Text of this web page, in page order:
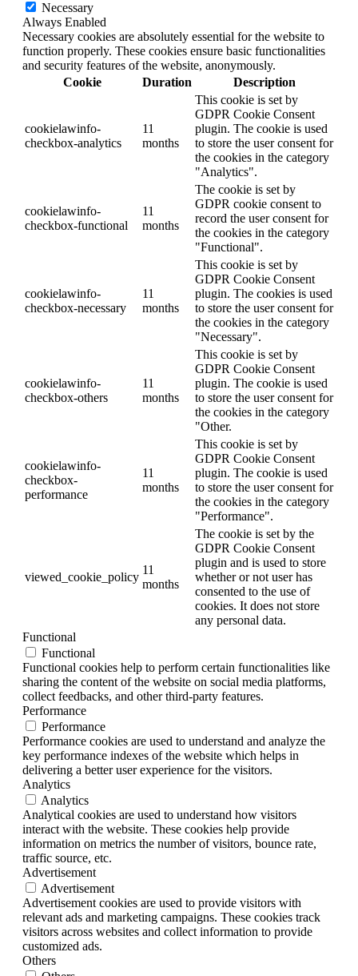
Necessary
Always Enabled
Necessary cookies are absolutely essential for the website to
function properly. These cookies ensure basic functionalities
and security features of the website, anonymously.
Cookie
Duration Description
cookielawinfo-
checkbox-analytics
11
months
This cookie is set by
GDPR Cookie Consent
plugin. The cookie is used
to store the user consent for
the cookies in the category
"Analytics".
cookielawinfo-
checkbox-functional
11
months
The cookie is set by
GDPR cookie consent to
record the user consent for
the cookies in the category
"Functional".
cookielawinfo-
checkbox-necessary
11
months
This cookie is set by
GDPR Cookie Consent
plugin. The cookies is used
to store the user consent for
the cookies in the category
"Necessary".
cookielawinfo-
checkbox-others
11
months
This cookie is set by
GDPR Cookie Consent
plugin. The cookie is used
to store the user consent for
the cookies in the category
"Other.
cookielawinfo-
checkbox-
performance
11
months
This cookie is set by
GDPR Cookie Consent
plugin. The cookie is used
to store the user consent for
the cookies in the category
"Performance".
viewed_cookie_policy
11
months
The cookie is set by the
GDPR Cookie Consent
plugin and is used to store
whether or not user has
consented to the use of
cookies. It does not store
any personal data.
Functional
Functional
Functional cookies help to perform certain functionalities like
sharing the content of the website on social media platforms,
collect feedbacks, and other third-party features.
Performance
Performance
Performance cookies are used to understand and analyze the
key performance indexes of the website which helps in
delivering a better user experience for the visitors.
Analytics
Analytics
Analytical cookies are used to understand how visitors
interact with the website. These cookies help provide
information on metrics the number of visitors, bounce rate,
traffic source, etc.
Advertisement
Advertisement
Advertisement cookies are used to provide visitors with
relevant ads and marketing campaigns. These cookies track
visitors across websites and collect information to provide
customized ads.
Others